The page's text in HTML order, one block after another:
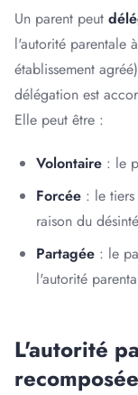
Un parent peut
l'autorité parentale
établissement
délégation est
Elle peut être :
Volontaire : le
Forcée : le
raison du
Partagée : le
l'autorité
L'autorité